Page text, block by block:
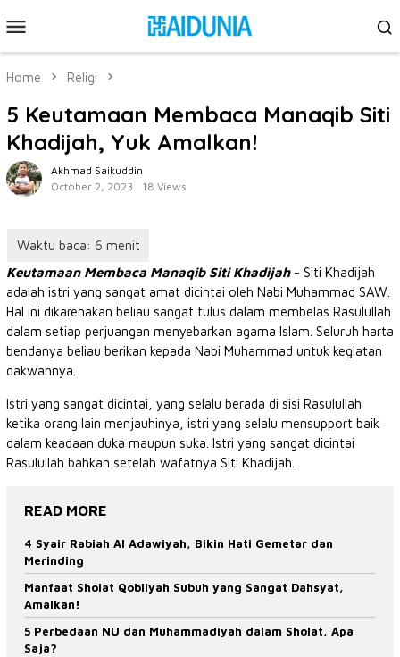
to
Menu
Home Religi
5 Keutamaan Membaca Manaqib Siti
Khadijah, Yuk Amalkan!
Akhmad Saikuddin
October 2, 2023
18 Views
Keutamaan Membaca Manaqib Siti Khadijah- Siti Khadijah
adalah istri yang sangat amat dicintai oleh Nabi Muhammad SAW.
Hal ini dikarenakan beliau sangat tulus dalam membelas Rasulullah
dalam setiap perjuangan menyebarkan agama Islam. Seluruh harta
bendanya beliau berikan kepada Nabi Muhammad untuk kegiatan
dakwahnya.
Istri yang sangat dicintai, yang selalu berada di sisi Rasulullah
ketika orang lain menjauhinya, istri yang selalu mensupport baik
dalam keadaan duka maupun suka. Istri yang sangat dicintai
Rasulullah bahkan setelah wafatnya Siti Khadijah.
READ MORE
4 Syair Rabiah Al Adawiyah, Bikin Hati Gemetar dan
Merinding
Manfaat Sholat Qobliyah Subuh yang Sangat Dahsyat,
Amalkan!
5 Perbedaan NU dan Muhammadiyah dalam Sholat, Apa
Saja?